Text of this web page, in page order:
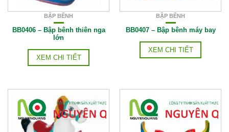
BẬP BÊNH
BB0406 – Bập bênh thiên nga
lớn
XEM CHI TIẾT
BẬP BÊNH
BB0407 – Bập bênh máy bay
XEM CHI TIẾT